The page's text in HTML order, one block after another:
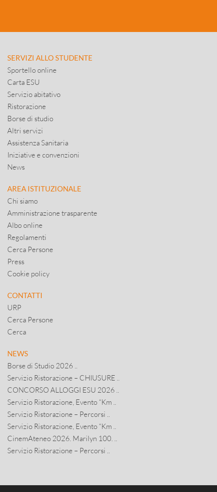
SERVIZI ALLO STUDENTE
Sportello online
Carta ESU
Servizio abitativo
Ristorazione
Borse di studio
Altri servizi
Assistenza Sanitaria
Iniziative e convenzioni
News
AREA ISTITUZIONALE
Chi siamo
Amministrazione trasparente
Albo online
Regolamenti
Cerca Persone
Press
Cookie policy
CONTATTI
URP
Cerca Persone
Cerca
NEWS
Borse di Studio 2026 ..
Servizio Ristorazione – CHIUSURE ..
CONCORSO ALLOGGI ESU 2026 ..
Servizio Ristorazione, Evento “Km ..
Servizio Ristorazione – Percorsi ..
Servizio Ristorazione, Evento “Km ..
CinemAteneo 2026. Marilyn 100. ..
Servizio Ristorazione – Percorsi ..